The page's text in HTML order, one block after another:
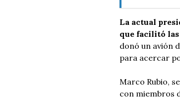
La actual
que facilitó las
donó un avión
para acercar
Marco Rubio,
con miembros